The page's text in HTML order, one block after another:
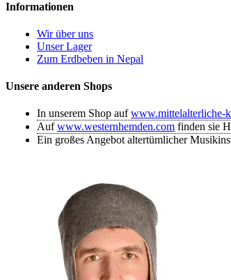
Informationen
Wir über uns
Unser Lager
Zum Erdbeben in Nepal
Unsere anderen Shops
In unserem Shop aufwww.mittelalterliche-
Aufwww.westernhemden.com finden sie
Ein großes Angebot altertümlicher